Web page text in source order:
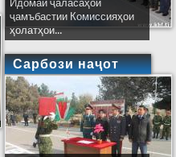
Идомаи ҷаласаҳои
ҷамъбастии Комиссияҳои
ҳолатҳои...
Сарбози наҷот